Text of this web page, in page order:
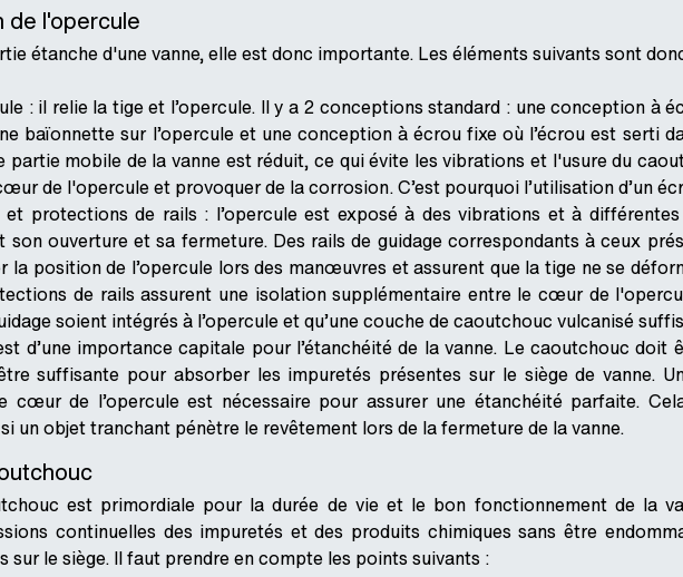
de l'opercule
étanche d'une vanne, elle est donc importante. Les éléments suivants sont
: il relie la tige et l’opercule. Il y a 2 conceptions standard : une conception à
baïonnette sur l’opercule et une conception à écrou fixe où l’écrou est serti
partie mobile de la vanne est réduit, ce qui évite les vibrations et l'usure du
de l'opercule et provoquer de la corrosion. C’est pourquoi l’utilisation d’un
et protections de rails : l’opercule est exposé à des vibrations et à
son ouverture et sa fermeture. Des rails de guidage correspondants à ceux
la position de l’opercule lors des manœuvres et assurent que la tige ne se
de rails assurent une isolation supplémentaire entre le cœur de
soient intégrés à l’opercule et qu’une couche de caoutchouc vulcanisé
d’une importance capitale pour l’étanchéité de la vanne. Le caoutchouc doit
suffisante pour absorber les impuretés présentes sur le siège de vanne.
cœur de l’opercule est nécessaire pour assurer une étanchéité parfaite.
un objet tranchant pénètre le revêtement lors de la fermeture de la vanne.
est primordiale pour la durée de vie et le bon fonctionnement de la
continuelles des impuretés et des produits chimiques sans être
sur le siège. Il faut prendre en compte les points suivants :